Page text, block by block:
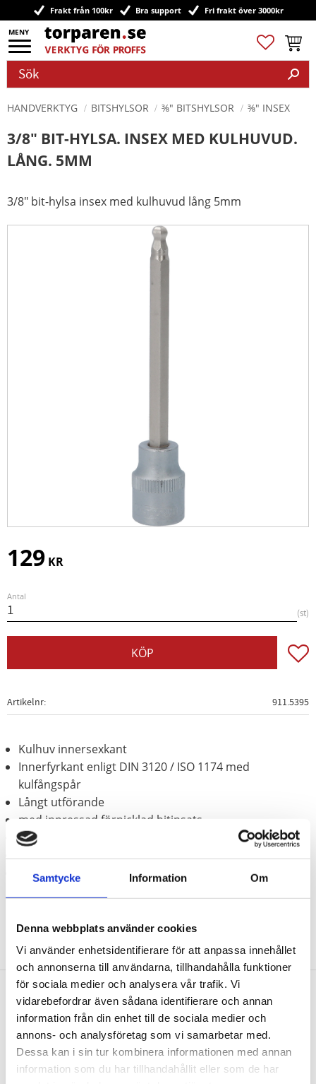
Samtycke Information Om
Denna webbplats använder cookies
Vi använder enhetsidentifierare för att anpassa innehållet
och annonserna till användarna, tillhandahålla funktioner
för sociala medier och analysera vår trafik. Vi
vidarebefordrar även sådana identifierare och annan
information från din enhet till de sociala medier och
annons- och analysföretag som vi samarbetar med.
Dessa kan i sin tur kombinera informationen med annan
information som du har tillhandahållit eller som de har
Meny
Frakt från 100kr Bra support Fri frakt över 3000kr
Favoriter
HANDVERKTYG BITSHYLSOR ⅜" BITSHYLSOR ⅜" INSEX
3/8" BIT-HYLSA. INSEX MED KULHUVUD.
LÅNG. 5MM
3/8" bit-hylsa insex med kulhuvud lång 5mm
129 KR
Antal
st
KÖP
Artikelnr 911.5395
Kulhuv innersexkant
Innerfyrkant enligt DIN 3120 / ISO 1174 med
kulfångspår
Långt utförande
med inpressad förnicklad bitinsats
för manuell hantering
Matt satinerat
Krom vanadium
Nyhetsbrev